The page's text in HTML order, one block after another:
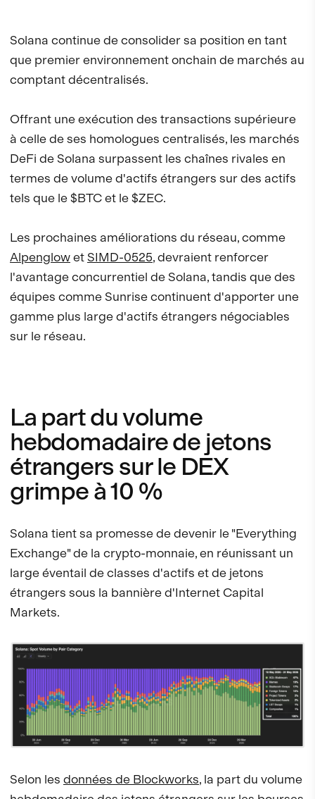
Solana continue de consolider sa position en tant
que premier environnement onchain de marchés au
comptant décentralisés.
Offrant une exécution des transactions supérieure
à celle de ses homologues centralisés, les marchés
DeFi de Solana surpassent les chaînes rivales en
termes de volume d'actifs étrangers sur des actifs
tels que le $BTC et le $ZEC.
Les prochaines améliorations du réseau, comme
AlpenglowetSIMD-0525, devraient renforcer
l'avantage concurrentiel de Solana, tandis que des
équipes comme Sunrise continuent d'apporter une
gamme plus large d'actifs étrangers négociables
sur le réseau.
La part du volume
hebdomadaire de jetons
étrangers sur le DEX
grimpe à 10 %
Solana tient sa promesse de devenir le "Everything
Exchange" de la crypto-monnaie, en réunissant un
large éventail de classes d'actifs et de jetons
étrangers sous la bannière d'Internet Capital
Markets.
Selon les données de Blockworks, la part du volume